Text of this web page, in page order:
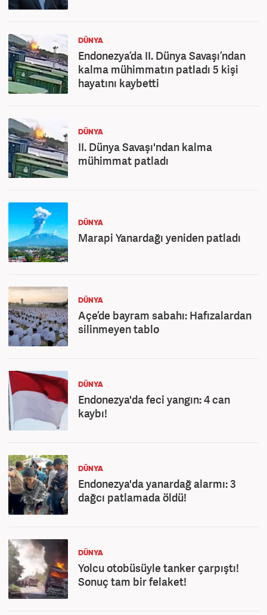
DÜNYA
Endonezya’da II. Dünya Savaşı’ndan
kalma mühimmatın patladı 5 kişi
hayatını kaybetti
DÜNYA
II. Dünya Savaşı'ndan kalma
mühimmat patladı
DÜNYA
Marapi Yanardağı yeniden patladı
DÜNYA
Açe’de bayram sabahı: Hafızalardan
silinmeyen tablo
DÜNYA
Endonezya'da feci yangın: 4 can
kaybı!
DÜNYA
Endonezya'da yanardağ alarmı: 3
dağcı patlamada öldü!
DÜNYA
Yolcu otobüsüyle tanker çarpıştı!
Sonuç tam bir felaket!